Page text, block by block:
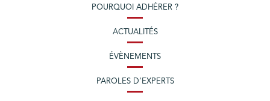
POURQUOI ADHÉRER ?
ACTUALITÉS
ÉVÈNEMENTS
PAROLES D’EXPERTS